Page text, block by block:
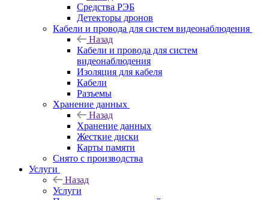
Средства РЭБ
Детекторы дронов
Кабели и провода для систем видеонаблюдения
Назад
Кабели и провода для систем
видеонаблюдения
Изоляция для кабеля
Кабели
Разъемы
Хранение данных
Назад
Хранение данных
Жесткие диски
Карты памяти
Снято с производства
Услуги
Назад
Услуги